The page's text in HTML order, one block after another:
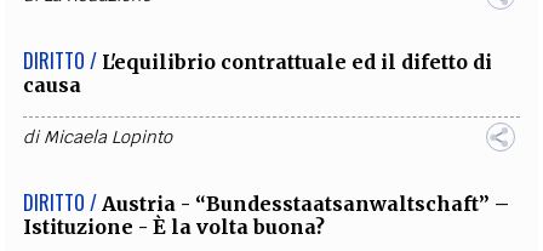
DIRITTO / L'equilibrio contrattuale ed il difetto di
causa
diMicaela Lopinto
DIRITTO / Austria - “Bundesstaatsanwaltschaft” –
Istituzione - È la volta buona?